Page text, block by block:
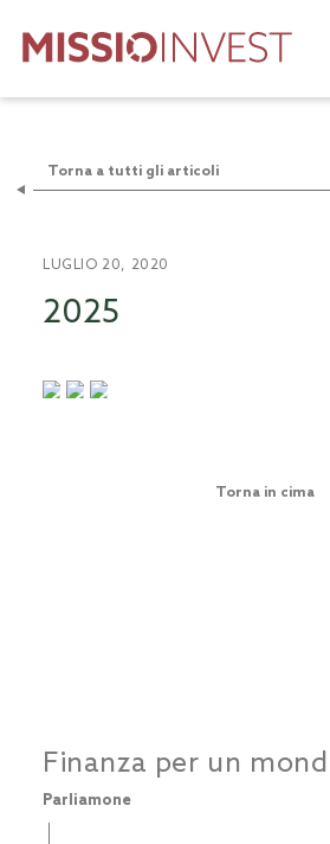
Torna a tutti gli articoli
LUGLIO 20, 2020
2025
Torna in cima
Finanza per un
Parliamone